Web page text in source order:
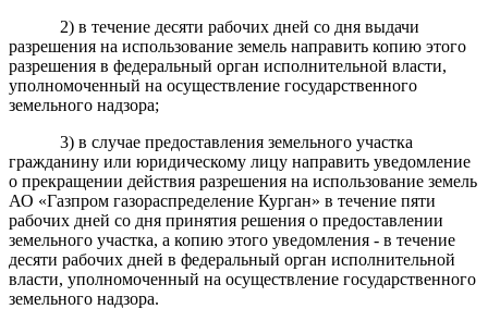
2) в течение десяти рабочих дней со дня выдачи
разрешения на использование земель направить копию этого
разрешения в федеральный орган исполнительной власти,
уполномоченный на осуществление государственного
земельного надзора;
3) в случае предоставления земельного участка
гражданину или юридическому лицу направить уведомление
о прекращении действия разрешения на использование земель
АО «Газпром газораспределение Курган» в течение пяти
рабочих дней со дня принятия решения о предоставлении
земельного участка, а копию этого уведомления - в течение
десяти рабочих дней в федеральный орган исполнительной
власти, уполномоченный на осуществление государственного
земельного надзора.